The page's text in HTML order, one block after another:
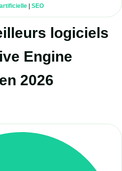
SEO
logiciels
Engine
2026